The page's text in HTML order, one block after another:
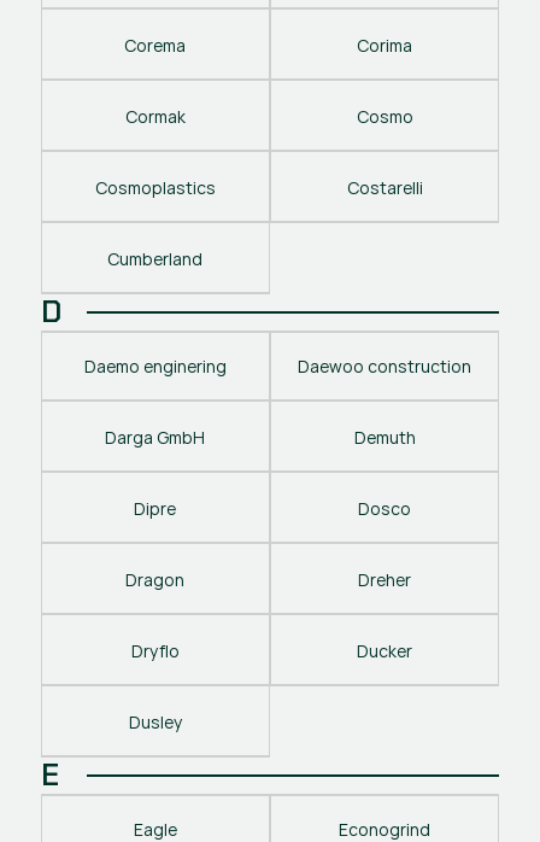
Corema Corima
Cormak Cosmo
Cosmoplastics Costarelli
Cumberland
D
Daemo enginering Daewoo construction
Darga GmbH Demuth
Dipre Dosco
Dragon Dreher
Dryflo Ducker
Dusley
E
Eagle Econogrind